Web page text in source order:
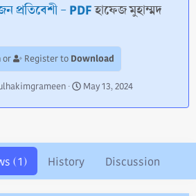
প্রতিবেশী - PDFহাফেজ মুহাম্মদ
or Register to Download
C
e
o
n
d
May 13, 2024
(1) History Discussion